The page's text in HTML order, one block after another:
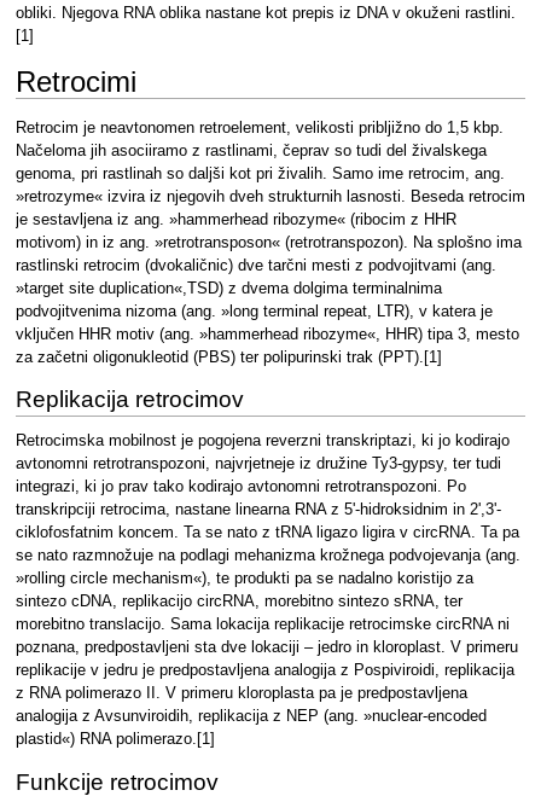
obliki. Njegova RNA oblika nastane kot prepis iz DNA v okuženi rastlini.
[1]
Retrocimi
Retrocim je neavtonomen retroelement, velikosti pribljižno do 1,5 kbp.
Načeloma jih asociiramo z rastlinami, čeprav so tudi del živalskega
genoma, pri rastlinah so daljši kot pri živalih. Samo ime retrocim, ang.
»retrozyme« izvira iz njegovih dveh strukturnih lasnosti. Beseda retrocim
je sestavljena iz ang. »hammerhead ribozyme« (ribocim z HHR
motivom) in iz ang. »retrotransposon« (retrotranspozon). Na splošno ima
rastlinski retrocim (dvokaličnic) dve tarčni mesti z podvojitvami (ang.
»target site duplication«,TSD) z dvema dolgima terminalnima
podvojitvenima nizoma (ang. »long terminal repeat, LTR), v katera je
vključen HHR motiv (ang. »hammerhead ribozyme«, HHR) tipa 3, mesto
za začetni oligonukleotid (PBS) ter polipurinski trak (PPT).[1]
Replikacija retrocimov
Retrocimska mobilnost je pogojena reverzni transkriptazi, ki jo kodirajo
avtonomni retrotranspozoni, najvrjetneje iz družine Ty3-gypsy, ter tudi
integrazi, ki jo prav tako kodirajo avtonomni retrotranspozoni. Po
transkripciji retrocima, nastane linearna RNA z 5'-hidroksidnim in 2',3'-
ciklofosfatnim koncem. Ta se nato z tRNA ligazo ligira v circRNA. Ta pa
se nato razmnožuje na podlagi mehanizma krožnega podvojevanja (ang.
»rolling circle mechanism«), te produkti pa se nadalno koristijo za
sintezo cDNA, replikacijo circRNA, morebitno sintezo sRNA, ter
morebitno translacijo. Sama lokacija replikacije retrocimske circRNA ni
poznana, predpostavljeni sta dve lokaciji – jedro in kloroplast. V primeru
replikacije v jedru je predpostavljena analogija z Pospiviroidi, replikacija
z RNA polimerazo II. V primeru kloroplasta pa je predpostavljena
analogija z Avsunviroidih, replikacija z NEP (ang. »nuclear-encoded
plastid«) RNA polimerazo.[1]
Funkcije retrocimov